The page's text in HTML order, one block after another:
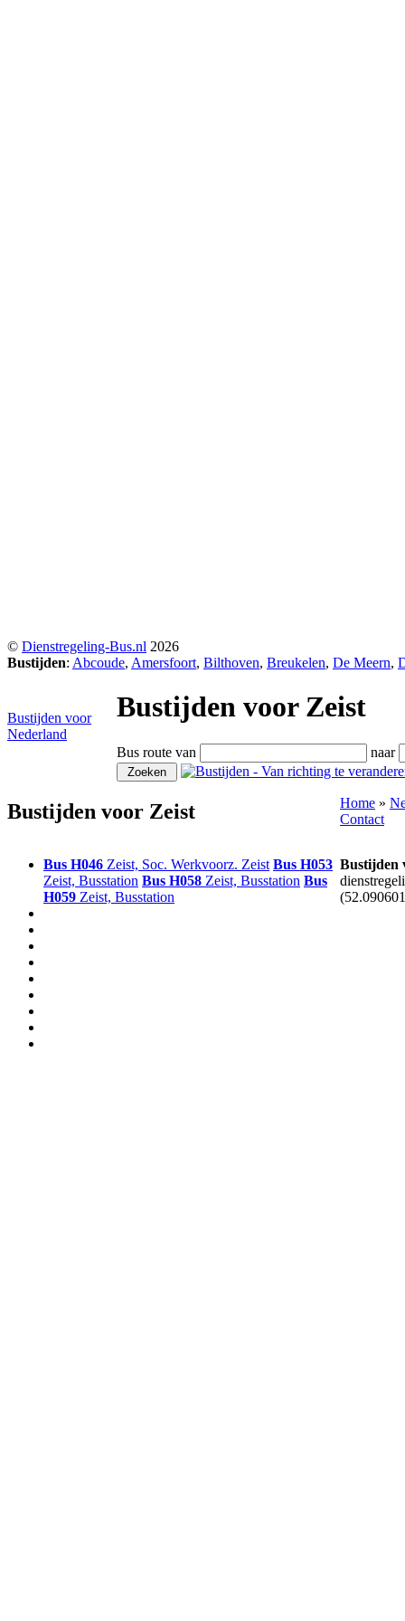
© Dienstregeling-Bus.nl 2026
Bustijden: Abcoude, Amersfoort, Bilthoven, Breukelen, De Meern,
Bustijden voor
Nederland
Bustijden voor Zeist
Bus route van naar
Bustijden voor Zeist Home »
Contact
Bus H046 Zeist, Soc. Werkvoorz. Zeist Bus H053
Zeist, Busstation Bus H058 Zeist, Busstation Bus
H059 Zeist, Busstation
Bustijden
(